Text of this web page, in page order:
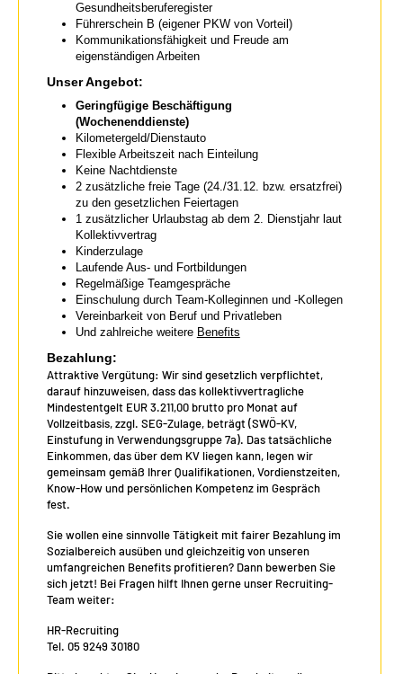
Gesundheitsberuferegister
Führerschein B (eigener PKW von Vorteil)
Kommunikationsfähigkeit und Freude am
eigenständigen Arbeiten
Unser Angebot:
Geringfügige Beschäftigung
(Wochenenddienste)
Kilometergeld/Dienstauto
Flexible Arbeitszeit nach Einteilung
Keine Nachtdienste
2 zusätzliche freie Tage (24./31.12. bzw. ersatzfrei)
zu den gesetzlichen Feiertagen
1 zusätzlicher Urlaubstag ab dem 2. Dienstjahr laut
Kollektivvertrag
Kinderzulage
Laufende Aus- und Fortbildungen
Regelmäßige Teamgespräche
Einschulung durch Team-Kolleginnen und -Kollegen
Vereinbarkeit von Beruf und Privatleben
Und zahlreiche weitere Benefits
Bezahlung:
Attraktive Vergütung: Wir sind gesetzlich verpflichtet,
darauf hinzuweisen, dass das kollektivvertragliche
Mindestentgelt EUR 3.211,00 brutto pro Monat auf
Vollzeitbasis, zzgl. SEG-Zulage, beträgt (SWÖ-KV,
Einstufung in Verwendungsgruppe 7a). Das tatsächliche
Einkommen, das über dem KV liegen kann, legen wir
gemeinsam gemäß Ihrer Qualifikationen, Vordienstzeiten,
Know-How und persönlichen Kompetenz im Gespräch
fest.
Sie wollen eine sinnvolle Tätigkeit mit fairer Bezahlung im
Sozialbereich ausüben und gleichzeitig von unseren
umfangreichen Benefits profitieren? Dann bewerben Sie
sich jetzt! Bei Fragen hilft Ihnen gerne unser Recruiting-
Team weiter:
HR-Recruiting
Tel. 05 9249 30180